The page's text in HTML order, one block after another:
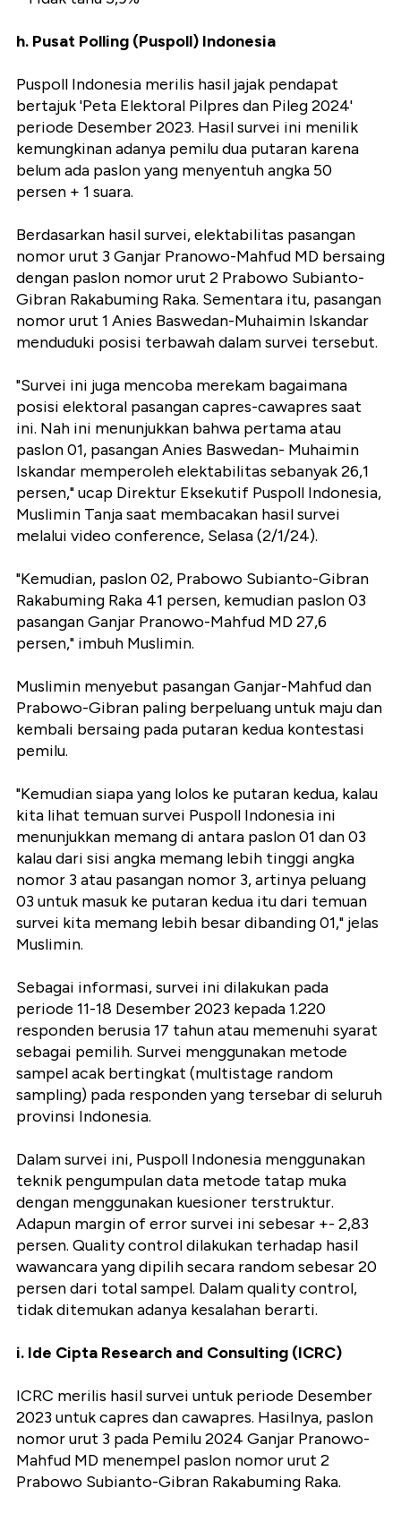
h. Pusat Polling (Puspoll) Indonesia
Puspoll Indonesia merilis hasil jajak pendapat
bertajuk 'Peta Elektoral Pilpres dan Pileg 2024'
periode Desember 2023. Hasil survei ini menilik
kemungkinan adanya pemilu dua putaran karena
belum ada paslon yang menyentuh angka 50
persen + 1 suara.
Berdasarkan hasil survei, elektabilitas pasangan
nomor urut 3 Ganjar Pranowo-Mahfud MD bersaing
dengan paslon nomor urut 2 Prabowo Subianto-
Gibran Rakabuming Raka. Sementara itu, pasangan
nomor urut 1 Anies Baswedan-Muhaimin Iskandar
menduduki posisi terbawah dalam survei tersebut.
"Survei ini juga mencoba merekam bagaimana
posisi elektoral pasangan capres-cawapres saat
ini. Nah ini menunjukkan bahwa pertama atau
paslon 01, pasangan Anies Baswedan- Muhaimin
Iskandar memperoleh elektabilitas sebanyak 26,1
persen," ucap Direktur Eksekutif Puspoll Indonesia,
Muslimin Tanja saat membacakan hasil survei
melalui video conference, Selasa (2/1/24).
"Kemudian, paslon 02, Prabowo Subianto-Gibran
Rakabuming Raka 41 persen, kemudian paslon 03
pasangan Ganjar Pranowo-Mahfud MD 27,6
persen," imbuh Muslimin.
Muslimin menyebut pasangan Ganjar-Mahfud dan
Prabowo-Gibran paling berpeluang untuk maju dan
kembali bersaing pada putaran kedua kontestasi
pemilu.
"Kemudian siapa yang lolos ke putaran kedua, kalau
kita lihat temuan survei Puspoll Indonesia ini
menunjukkan memang di antara paslon 01 dan 03
kalau dari sisi angka memang lebih tinggi angka
nomor 3 atau pasangan nomor 3, artinya peluang
03 untuk masuk ke putaran kedua itu dari temuan
survei kita memang lebih besar dibanding 01," jelas
Muslimin.
Sebagai informasi, survei ini dilakukan pada
periode 11-18 Desember 2023 kepada 1.220
responden berusia 17 tahun atau memenuhi syarat
sebagai pemilih. Survei menggunakan metode
sampel acak bertingkat (multistage random
sampling) pada responden yang tersebar di seluruh
provinsi Indonesia.
Dalam survei ini, Puspoll Indonesia menggunakan
teknik pengumpulan data metode tatap muka
dengan menggunakan kuesioner terstruktur.
Adapun margin of error survei ini sebesar +- 2,83
persen. Quality control dilakukan terhadap hasil
wawancara yang dipilih secara random sebesar 20
persen dari total sampel. Dalam quality control,
tidak ditemukan adanya kesalahan berarti.
i. Ide Cipta Research and Consulting (ICRC)
ICRC merilis hasil survei untuk periode Desember
2023 untuk capres dan cawapres. Hasilnya, paslon
nomor urut 3 pada Pemilu 2024 Ganjar Pranowo-
Mahfud MD menempel paslon nomor urut 2
Prabowo Subianto-Gibran Rakabuming Raka.